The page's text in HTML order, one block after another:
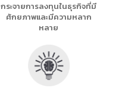
กระจายการลงทุนในธุรกิจที่มี
ศักยภาพและมีความหลาก
หลาย